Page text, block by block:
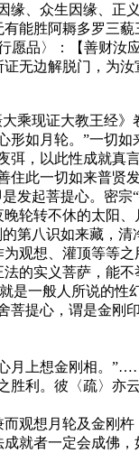
缘、众生因缘、
能胜阿耨多罗三
品〉：【善财汝
边解脱门，为汝
现证大教王经》
月轮。”一切如
，以此性成就
住此一切如来普贤
起菩提心。密宗
轮转不休的太阳
第八识如来藏，
观想、灌顶等等
的实义菩萨，能
一般人所说的性
提心，谓是金刚
上想金刚相。
利。彼〈疏〉
想月轮及金刚杵
就者一定会成佛